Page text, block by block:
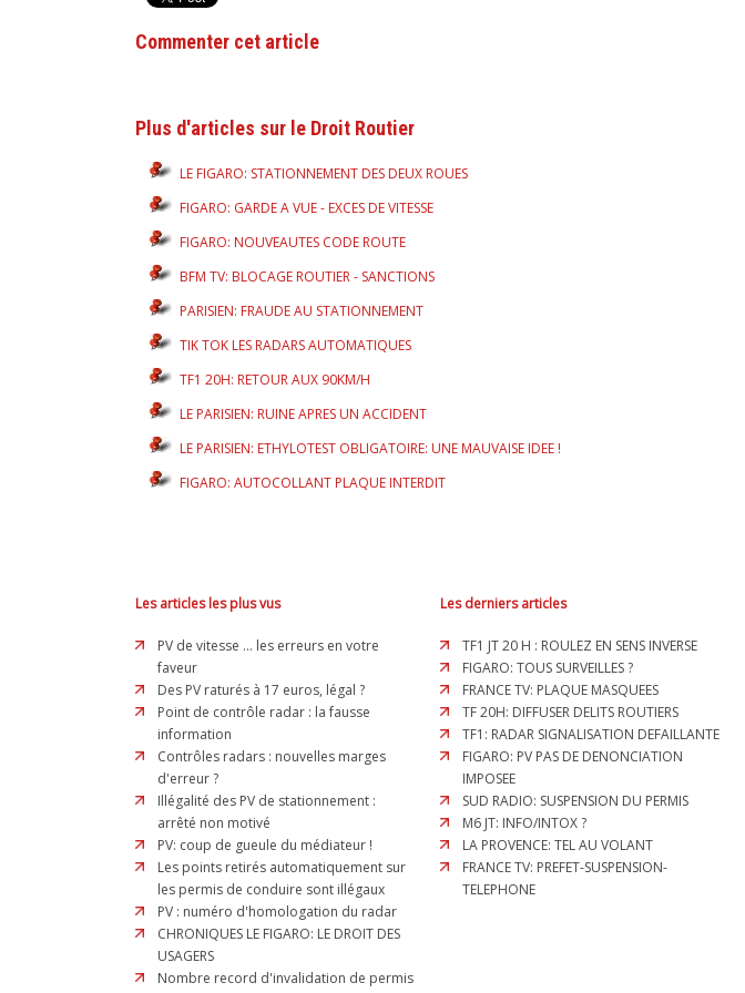
Commenter cet article
Plus d'articles sur le Droit Routier
LE FIGARO: STATIONNEMENT DES DEUX ROUES
FIGARO: GARDE A VUE - EXCES DE VITESSE
FIGARO: NOUVEAUTES CODE ROUTE
BFM TV: BLOCAGE ROUTIER - SANCTIONS
PARISIEN: FRAUDE AU STATIONNEMENT
TIK TOK LES RADARS AUTOMATIQUES
TF1 20H: RETOUR AUX 90KM/H
LE PARISIEN: RUINE APRES UN ACCIDENT
LE PARISIEN: ETHYLOTEST OBLIGATOIRE: UNE MAUVAISE IDEE !
FIGARO: AUTOCOLLANT PLAQUE INTERDIT
Les articles les plus vus
PV de vitesse ... les erreurs en votre
faveur
Des PV raturés à 17 euros, légal ?
Point de contrôle radar : la fausse
information
Contrôles radars : nouvelles marges
d'erreur ?
Illégalité des PV de stationnement :
arrêté non motivé
PV: coup de gueule du médiateur !
Les points retirés automatiquement sur
les permis de conduire sont illégaux
PV : numéro d'homologation du radar
CHRONIQUES LE FIGARO: LE DROIT DES
USAGERS
Nombre record d'invalidation de permis
Les derniers articles
TF1 JT 20 H : ROULEZ EN SENS INVERSE
FIGARO: TOUS SURVEILLES ?
FRANCE TV: PLAQUE MASQUEES
TF 20H: DIFFUSER DELITS ROUTIERS
TF1: RADAR SIGNALISATION DEFAILLANTE
FIGARO: PV PAS DE DENONCIATION
IMPOSEE
SUD RADIO: SUSPENSION DU PERMIS
M6 JT: INFO/INTOX ?
LA PROVENCE: TEL AU VOLANT
FRANCE TV: PREFET-SUSPENSION-
TELEPHONE